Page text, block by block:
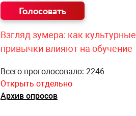
Взгляд зумера: как культурные
привычки влияют на обучение
Всего проголосовало: 2246
Открыть отдельно
Архив опросов